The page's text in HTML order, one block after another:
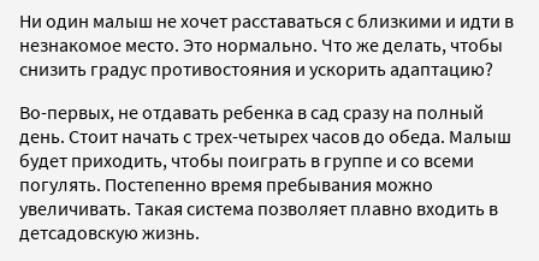
Ни один малыш не хочет расставаться с близкими и идти в
незнакомое место. Это нормально. Что же делать, чтобы
снизить градус противостояния и ускорить адаптацию?
Во-первых, не отдавать ребенка в сад сразу на полный
день. Стоит начать с трех-четырех часов до обеда. Малыш
будет приходить, чтобы поиграть в группе и со всеми
погулять. Постепенно время пребывания можно
увеличивать. Такая система позволяет плавно входить в
детсадовскую жизнь.